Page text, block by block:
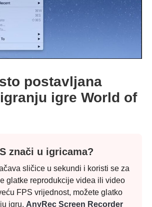
postavljana
igre World of
znači u igricama?
sličice u sekundi i koristi se za
glatke reprodukcije videa ili video
FPS vrijednost, možete glatko
igru. AnyRec Screen Recorder